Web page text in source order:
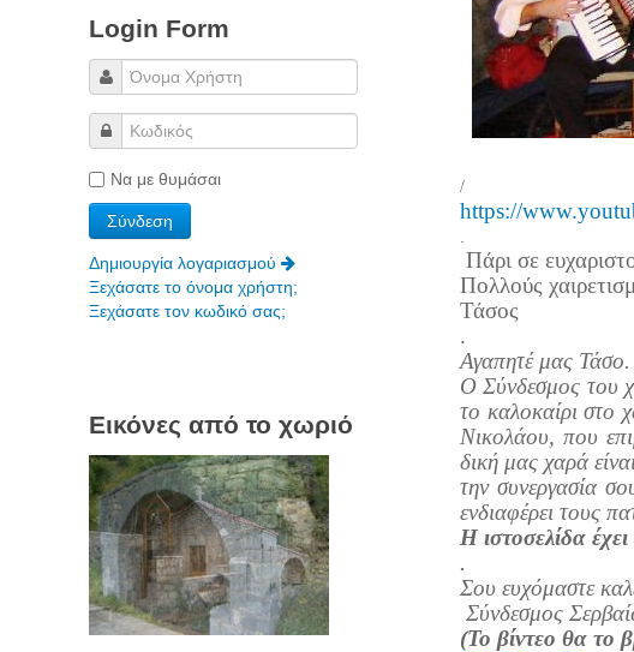
/
https://
Πάρι σε
Πολλούς
Τάσος
.
Αγαπητέ μας Τάσο.
Ο Σύνδεσμος του
το καλοκαίρι στο
Νικολάου, που
δική μας χαρά
την συνεργασία
ενδιαφέρει τους
Η ιστοσελίδα
.
Σου ευχόμαστε
Σύνδεσμος
(Το βίντεο θα το
Login Form
Να με θυμάσαι
Δημιουργία λογαριασμού
Ξεχάσατε το όνομα χρήστη;
Ξεχάσατε τον κωδικό σας;
Εικόνες από το χωριό